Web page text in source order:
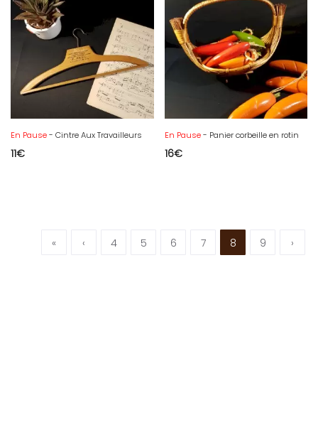
En Pause- Cintre Aux Travailleurs
11€
En Pause- Panier corbeille en rotin
16€
« ‹ 4 5 6 7 8 9 ›